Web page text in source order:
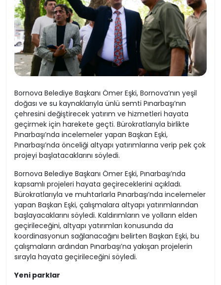
Bornova Belediye Başkanı Ömer Eşki, Bornova’nın yeşil
doğası ve su kaynaklarıyla ünlü semti Pınarbaşı’nın
çehresini değiştirecek yatırım ve hizmetleri hayata
geçirmek için harekete geçti. Bürokratlarıyla birlikte
Pınarbaşı’nda incelemeler yapan Başkan Eşki,
Pınarbaşı’nda önceliği altyapı yatırımlarına verip pek çok
projeyi başlatacaklarını söyledi.
Bornova Belediye Başkanı Ömer Eşki, Pınarbaşı’nda
kapsamlı projeleri hayata geçireceklerini açıkladı.
Bürokratlarıyla ve muhtarlarla Pınarbaşı’nda incelemeler
yapan Başkan Eşki, çalışmalara altyapı yatırımlarından
başlayacaklarını söyledi. Kaldırımların ve yolların elden
geçirileceğini, altyapı yatırımları konusunda da
koordinasyonun sağlanacağını belirten Başkan Eşki, bu
çalışmaların ardından Pınarbaşı’na yakışan projelerin
sırayla hayata geçirileceğini söyledi.
Yeni parklar